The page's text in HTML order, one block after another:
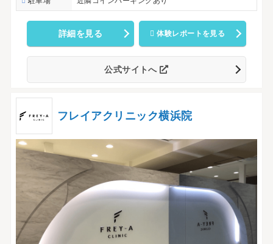
詳細を見る 体験レポートを見る
公式サイトへ
フレイアクリニック横浜院